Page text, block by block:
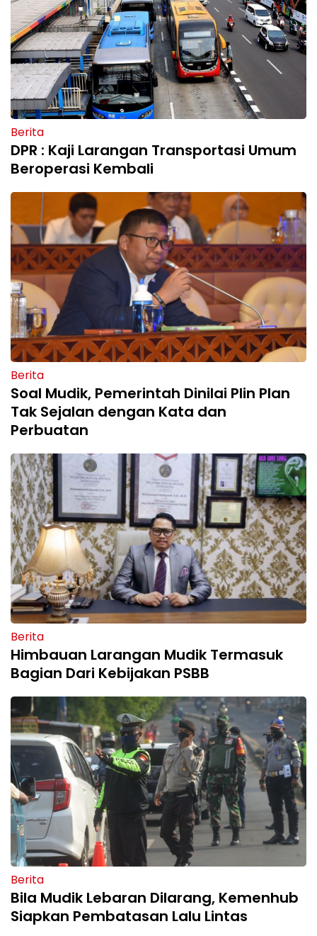
Berita
DPR : Kaji Larangan Transportasi Umum
Beroperasi Kembali
Berita
Soal Mudik, Pemerintah Dinilai Plin Plan
Tak Sejalan dengan Kata dan
Perbuatan
Berita
Himbauan Larangan Mudik Termasuk
Bagian Dari Kebijakan PSBB
Berita
Bila Mudik Lebaran Dilarang, Kemenhub
Siapkan Pembatasan Lalu Lintas